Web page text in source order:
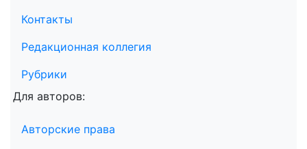
Контакты
Редакционная коллегия
Рубрики
Для авторов:
Авторские права